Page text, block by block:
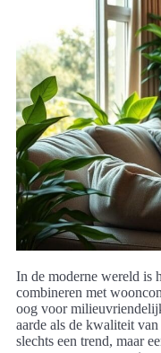
In de moderne wereld is
combineren met
oog voor
aarde als de kwaliteit
slechts een trend, maar